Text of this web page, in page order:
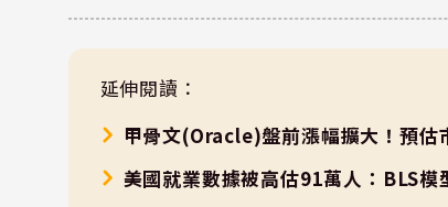
延伸閱讀：
甲骨文(Oracle)盤前漲幅擴大！預估
美國就業數據被高估91萬人：BLS模